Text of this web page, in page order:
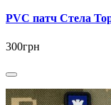
PVC патч Стела
300грн